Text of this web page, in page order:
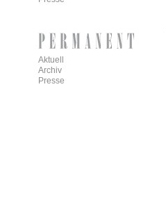
Aktuell
Archiv
Presse